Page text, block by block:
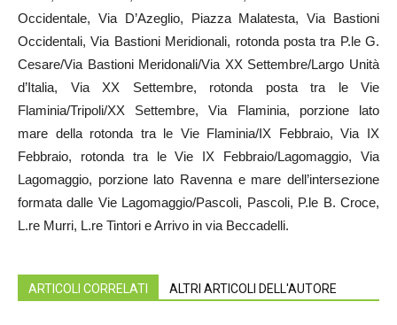
Occidentale, Via D’Azeglio, Piazza Malatesta, Via Bastioni
Occidentali, Via Bastioni Meridionali, rotonda posta tra P.le G.
Cesare/Via Bastioni Meridonali/Via XX Settembre/Largo Unità
d’Italia, Via XX Settembre, rotonda posta tra le Vie
Flaminia/Tripoli/XX Settembre, Via Flaminia, porzione lato
mare della rotonda tra le Vie Flaminia/IX Febbraio, Via IX
Febbraio, rotonda tra le Vie IX Febbraio/Lagomaggio, Via
Lagomaggio, porzione lato Ravenna e mare dell’intersezione
formata dalle Vie Lagomaggio/Pascoli, Pascoli, P.le B. Croce,
L.re Murri, L.re Tintori e Arrivo in via Beccadelli.
ARTICOLI CORRELATI ALTRI ARTICOLI DELL'AUTORE